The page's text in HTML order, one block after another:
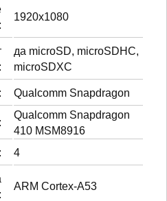
1920x1080
да microSD, microSDHC,
microSDXC
Qualcomm Snapdragon
Qualcomm Snapdragon
410 MSM8916
4
ARM Cortex-A53